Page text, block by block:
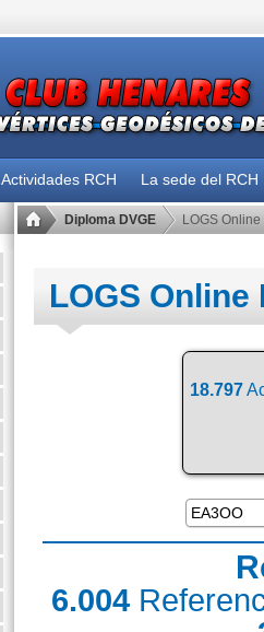
Actividades RCH La sede del RCH
Diploma DVGE LOGS Online
LOGS Online
18.797
6.004